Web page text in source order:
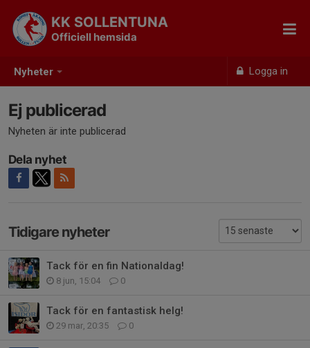
Nyheter Logga in
KK SOLLENTUNA
Officiell hemsida
Ej publicerad
Nyheten är inte publicerad
Dela nyhet
Tidigare nyheter
Tack för en fin Nationaldag!
8 jun, 15:04 0
Tack för en fantastisk helg!
29 mar, 20:35 0